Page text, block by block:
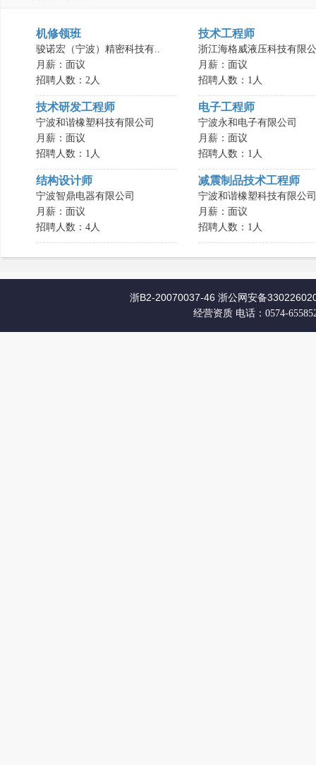
机修领班
骏诺宏（宁波）精密科技有..
月薪：面议
招聘人数：2人
技术工程师
浙江海格威液压科技有限
月薪：面议
招聘人数：1人
技术研发工程师
宁波和谐橡塑科技有限公司
月薪：面议
招聘人数：1人
电子工程师
宁波永和电子有限公司
月薪：面议
招聘人数：1人
结构设计师
宁波智鼎电器有限公司
月薪：面议
招聘人数：4人
减震制品技术工程师
宁波和谐橡塑科技有限公司
月薪：面议
招聘人数：1人
浙B2-20070037-46 浙公网安备
经营资质 电话：0574-